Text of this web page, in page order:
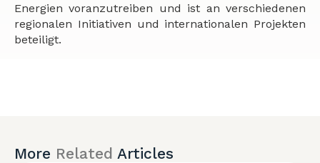
Energien voranzutreiben und ist an verschiedenen
regionalen Initiativen und internationalen Projekten
beteiligt.
More Related Articles